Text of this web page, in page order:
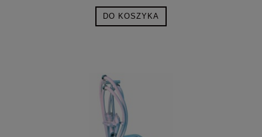
DO KOSZYKA